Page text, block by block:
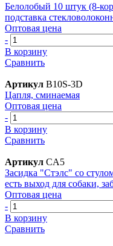
Белолобый 10 штук (8-
подставка
Оптовая цена
-
В корзину
Сравнить
Артикул B10S-3D
Цапля, сминаемая
Оптовая цена
-
В корзину
Сравнить
Артикул CA5
Засидка "Стэлс" со
есть выход для собаки,
Оптовая цена
-
В корзину
Сравнить